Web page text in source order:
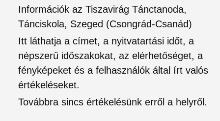
Információk az Tiszavirág Tánctanoda,
Tánciskola, Szeged (Csongrád-Csanád)
Itt láthatja a címet, a nyitvatartási időt, a
népszerű időszakokat, az elérhetőséget, a
fényképeket és a felhasználók által írt valós
értékeléseket.
Továbbra sincs értékelésünk erről a helyről.